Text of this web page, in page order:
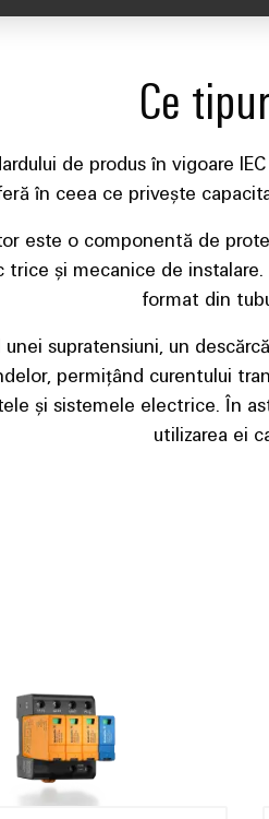
Ce
de produs în vigoare
în ceea ce privește
este o componentă de
trice și mecanice de
format din
unei supratensiuni, un
permițând curentului
și sistemele electrice. În
utilizarea ei